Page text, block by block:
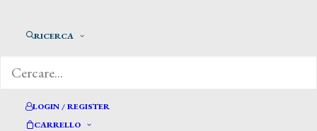
RICERCA
LOGIN / REGISTER
CARRELLO
BELTRAMI GIOVANNI
Studiò con G. Bertini all’Accademia di Brera e